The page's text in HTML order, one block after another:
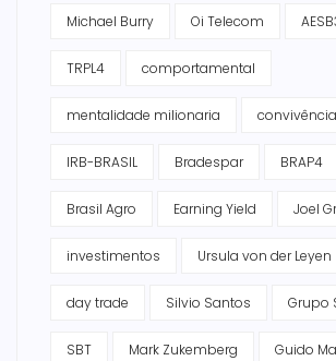
Michael Burry Oi Telecom
TRPL4 comportamental
mentalidade milionaria
IRB-BRASIL Bradespar BRAP4
Brasil Agro Earning Yield Joel
investimentos Ursula von der Leyen
day trade Silvio Santos Grupo
SBT Mark Zukemberg Guido